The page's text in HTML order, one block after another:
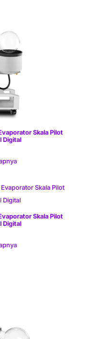
Skala Pilot
Digital
Skala Pilot
Digital